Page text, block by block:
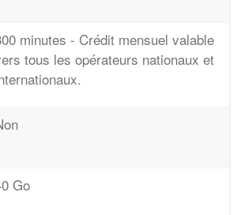
minutes - Crédit mensuel valable
tous les opérateurs nationaux et
Go